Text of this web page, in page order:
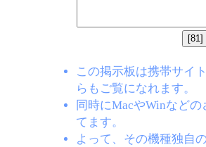
この掲示板は携帯サイ
らもご覧になれます。
同時にMacやWinなど
てます。
よって、その機種独自